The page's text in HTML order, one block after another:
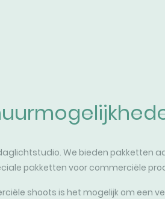
We bieden pakketten
pakketten voor commerciële
shoots is het mogelijk om een